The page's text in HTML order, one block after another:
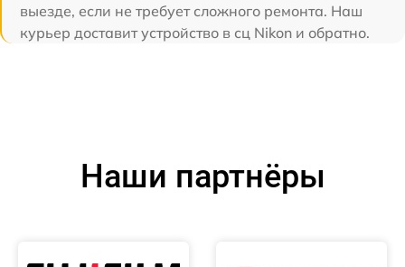
выезде, если не требует сложного ремонта. Наш
курьер доставит устройство в сц Nikon и обратно.
Наши партнёры